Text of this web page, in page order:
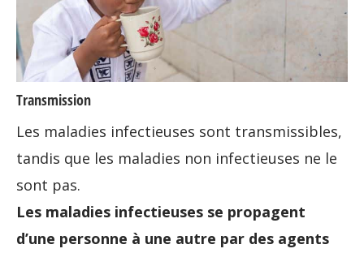
Transmission
Les maladies infectieuses sont transmissibles,
tandis que les maladies non infectieuses ne le
sont pas.
Les maladies infectieuses se propagent
d’une personne à une autre par des agents